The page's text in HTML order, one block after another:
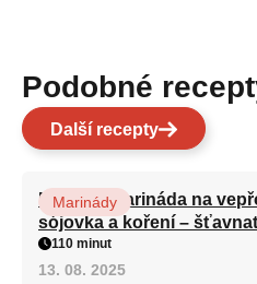
Podobné
Další recepty
Nejlepší marináda na
sójovka a koření –
Marinády
110 minut
13. 08. 2025